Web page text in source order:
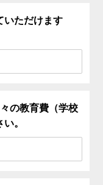
いただけます
の教育費（学校
。